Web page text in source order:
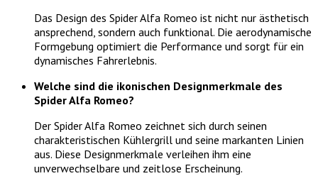
Das Design des Spider Alfa Romeo ist nicht nur ästhetisch
ansprechend, sondern auch funktional. Die aerodynamische
Formgebung optimiert die Performance und sorgt für ein
dynamisches Fahrerlebnis.
Welche sind die ikonischen Designmerkmale des
Spider Alfa Romeo?
Der Spider Alfa Romeo zeichnet sich durch seinen
charakteristischen Kühlergrill und seine markanten Linien
aus. Diese Designmerkmale verleihen ihm eine
unverwechselbare und zeitlose Erscheinung.